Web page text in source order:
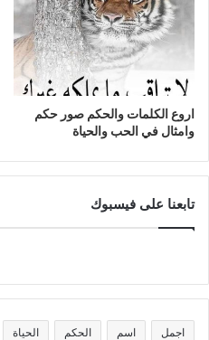
اروع الكلمات والحكم صور حكم
وامثال في الحب والحياة
تابعنا على فيسبوك
اجمل اسم الحكم الحياة